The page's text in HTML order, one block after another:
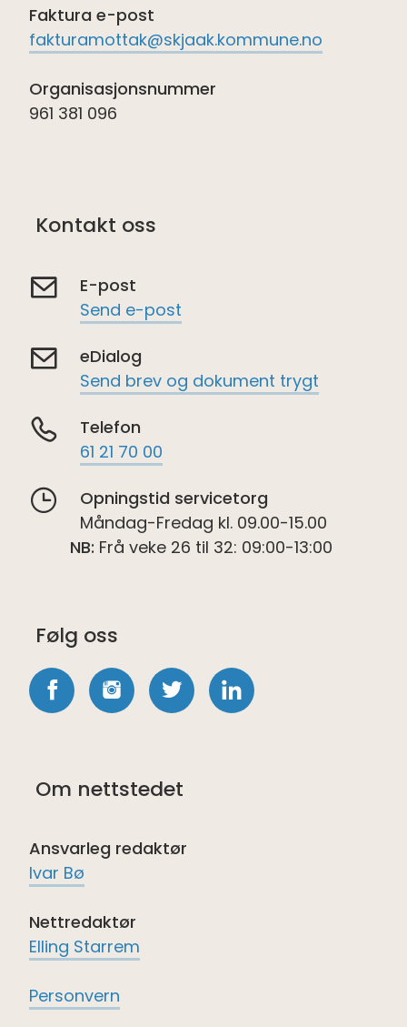
Faktura e-post
fakturamottak@skjaak.kommune.no
Organisasjonsnummer
961 381 096
Kontakt oss
E-post
Send e-post
eDialog
Send brev og dokument trygt
Telefon
61 21 70 00
Opningstid servicetorg
Måndag-Fredag kl. 09.00-15.00
NB: Frå veke 26 til 32: 09:00-13:00
Følg oss
FacebookInstagramtwitter
Om nettstedet
Ansvarleg redaktør
Ivar Bø
Nettredaktør
Elling Starrem
Personvern